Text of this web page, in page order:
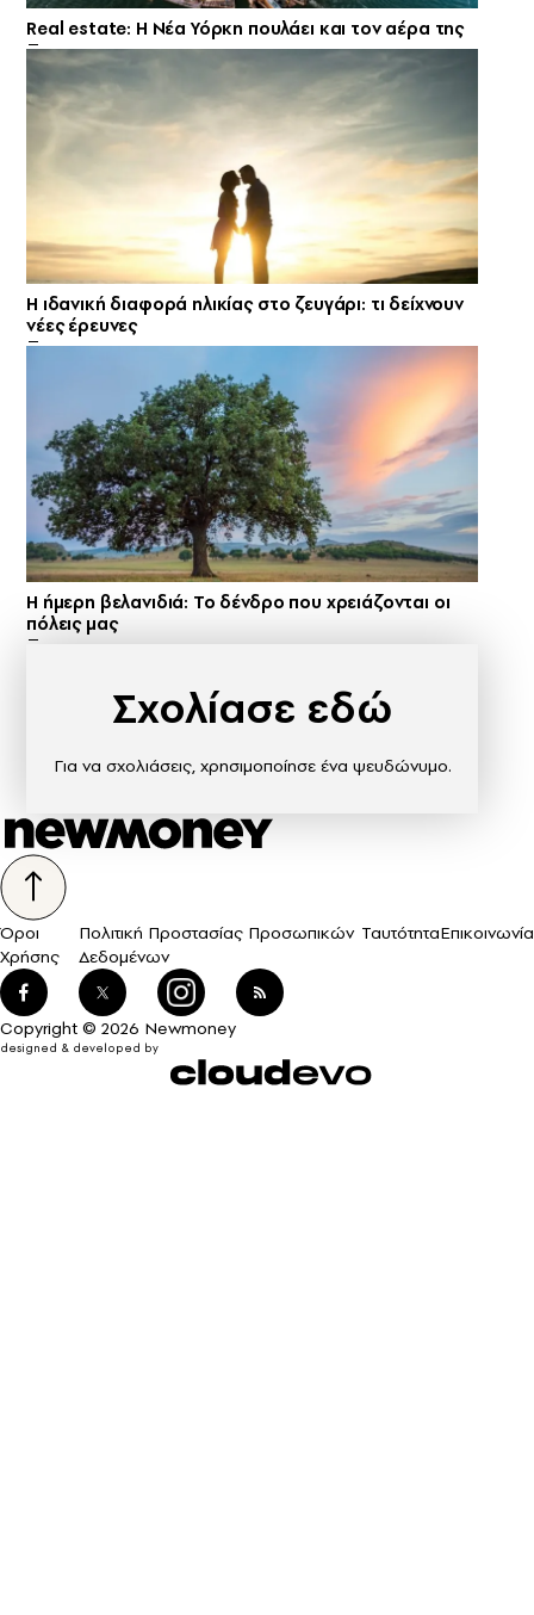
Real estate: H Νέα Υόρκη πουλάει και τον αέρα της
Η ιδανική διαφορά ηλικίας στο ζευγάρι: τι δείχνουν
νέες έρευνες
Η ήμερη βελανιδιά: Το δένδρο που χρειάζονται οι
πόλεις μας
Σχολίασε εδώ
Για να σχολιάσεις, χρησιμοποίησε ένα ψευδώνυμο.
Όροι
Χρήσης
Πολιτική Προστασίας Προσωπικών
Δεδομένων
ΤαυτότηταΕπικοινωνία
Copyright © 2026 Newmoney
designed & developed by